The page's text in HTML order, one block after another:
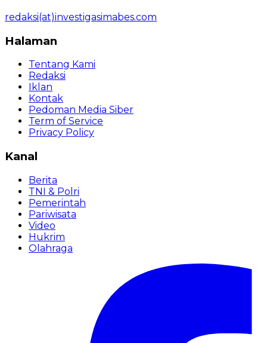
redaksi(at)investigasimabes.com
Halaman
Tentang Kami
Redaksi
Iklan
Kontak
Pedoman Media Siber
Term of Service
Privacy Policy
Kanal
Berita
TNI & Polri
Pemerintah
Pariwisata
Video
Hukrim
Olahraga